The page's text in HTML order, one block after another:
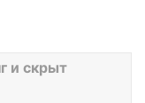
и скрыт